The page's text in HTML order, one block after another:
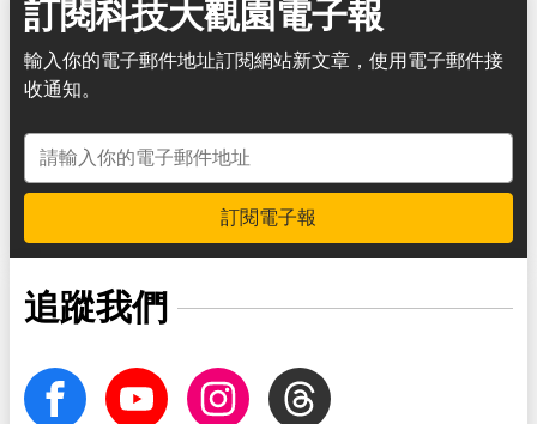
訂閱科技大觀園電子報
輸入你的電子郵件地址訂閱網站新文章，使用電子郵件接
收通知。
電子郵件地址
訂閱電子報
追蹤我們
facebook Youtube InstagramThreads